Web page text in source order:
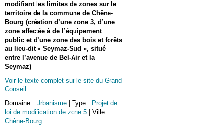
modifiant les limites de zones sur le
territoire de la commune de Chêne-
Bourg (création d’une zone 3, d’une
zone affectée à de l’équipement
public et d’une zone des bois et forêts
au lieu-dit « Seymaz-Sud », situé
entre l’avenue de Bel-Air et la
Seymaz)
Voir le texte complet sur le site du Grand
Conseil
Domaine : Urbanisme | Type : Projet de
loi de modification de zone 5 | Ville :
Chêne-Bourg